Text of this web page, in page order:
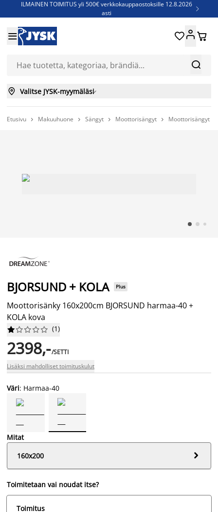
ILMAINEN TOIMITUS yli 500€ verkkokauppaostoksille 12.8.2026
asti

Jenkkisänkyjä - Säästä jopa 60%


 
 Valitse JYSK-myymäläsi
Etusivu  Makuuhuone  Sängyt  Moottorisängyt  Moottorisängyt
BJORSUND + KOLA Plus
Moottorisänky 160x200cm BJORSUND harmaa-40 +
KOLA kova





 (1)
2398,-/SETTI
Lisäksi mahdolliset toimituskulut
Väri: Harmaa-40
Mitat
160x200

Toimitetaan vai noudat itse?
Toimitus